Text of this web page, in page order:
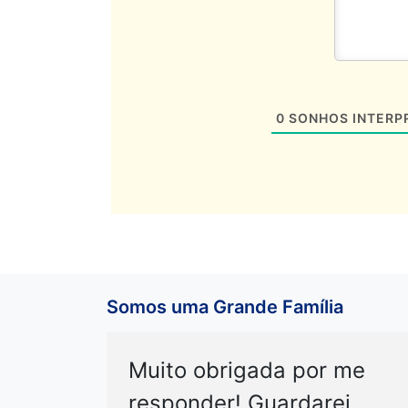
0 SONHOS
Somos uma Grande Família
Muito obrigada por me